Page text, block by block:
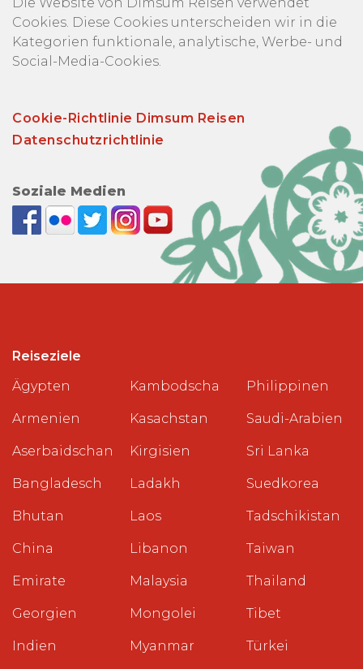
Cookies. Diese Cookies unterscheiden wir in die
Kategorien funktionale, analytische, Werbe- und
Social-Media-Cookies.
Cookie-Richtlinie Dimsum Reisen
Datenschutzrichtlinie
Soziale Medien
Reiseziele
Ägypten
Armenien
Aserbaidschan
Bangladesch
Bhutan
China
Emirate
Georgien
Indien
Kambodscha
Kasachstan
Kirgisien
Ladakh
Laos
Libanon
Malaysia
Mongolei
Myanmar
Philippinen
Saudi-Arabien
Sri Lanka
Suedkorea
Tadschikistan
Taiwan
Thailand
Tibet
Türkei